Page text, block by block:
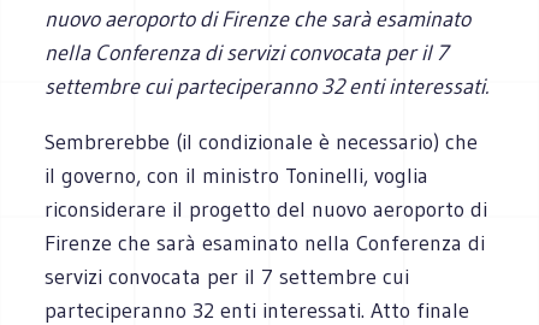
nuovo aeroporto di Firenze che sarà esaminato
nella Conferenza di servizi convocata per il 7
settembre cui parteciperanno 32 enti interessati.
Sembrerebbe (il condizionale è necessario) che
il governo, con il ministro Toninelli, voglia
riconsiderare il progetto del nuovo aeroporto di
Firenze che sarà esaminato nella Conferenza di
servizi convocata per il 7 settembre cui
parteciperanno 32 enti interessati. Atto finale